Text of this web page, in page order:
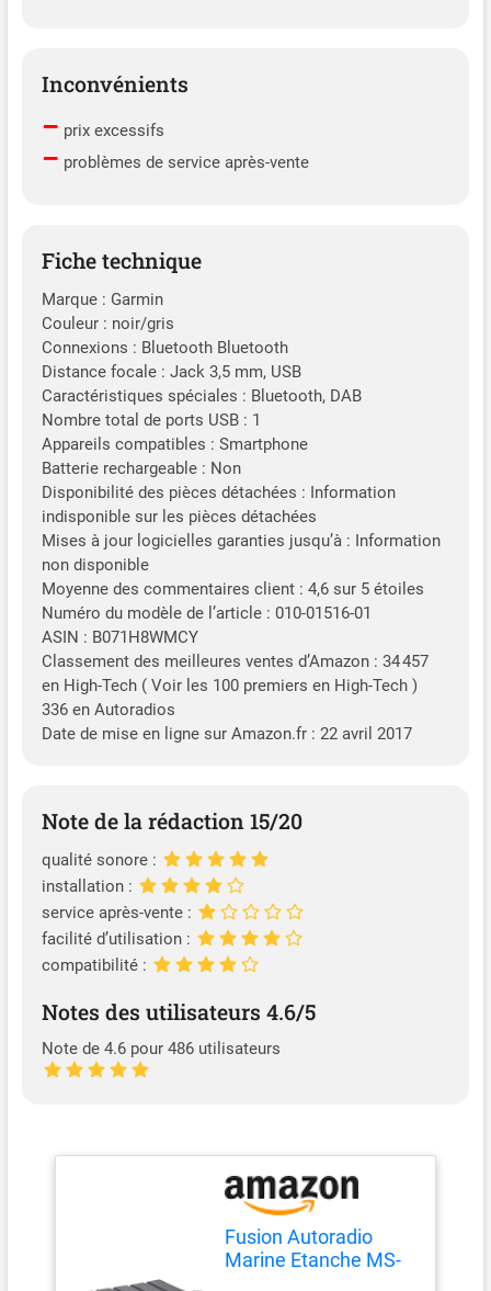
Inconvénients
– prix excessifs
– problèmes de service après-vente
Fiche technique
Marque : Garmin
Couleur : noir/gris
Connexions : Bluetooth Bluetooth
Distance focale : Jack 3,5 mm, USB
Caractéristiques spéciales : Bluetooth, DAB
Nombre total de ports USB : 1
Appareils compatibles : Smartphone
Batterie rechargeable : Non
Disponibilité des pièces détachées : Information
indisponible sur les pièces détachées
Mises à jour logicielles garanties jusqu’à : Information
non disponible
Moyenne des commentaires client : 4,6 sur 5 étoiles
Numéro du modèle de l’article : 010-01516-01
ASIN : B071H8WMCY
Classement des meilleures ventes d’Amazon : 34 457
en High-Tech ( Voir les 100 premiers en High-Tech )
336 en Autoradios
Date de mise en ligne sur Amazon.fr : 22 avril 2017
Note de la rédaction 15/20
qualité sonore :
installation :
service après-vente :
facilité d’utilisation :
compatibilité :
Notes des utilisateurs 4.6/5
Note de 4.6 pour 486 utilisateurs
Fusion Autoradio
Marine Etanche MS-